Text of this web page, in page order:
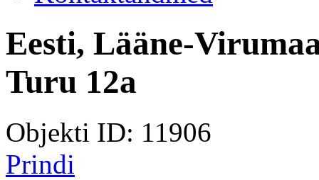
Eesti, Lääne-
Turu 12a
Objekti ID: 11906
Prindi